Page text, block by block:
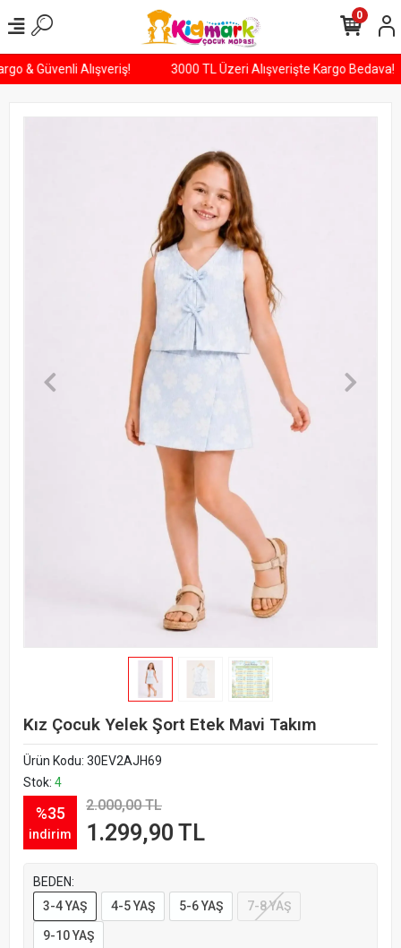
& Güvenli Alışveriş! 3000 TL Üzeri Alışverişte Kargo
0
Kız Çocuk Yelek Şort Etek Mavi Takım
Ürün Kodu: 30EV2AJH69
Stok: 4
%35
indirim
2.000,00 TL
1.299,90 TL
BEDEN:
3-4 YAŞ
4-5 YAŞ 5-6 YAŞ 7-8 YAŞ
9-10 YAŞ